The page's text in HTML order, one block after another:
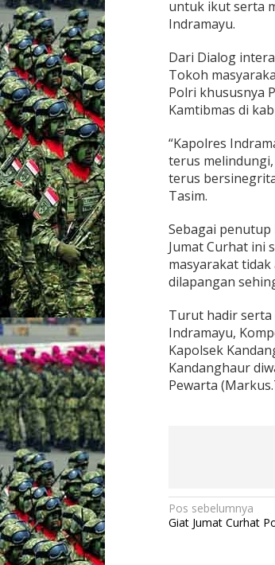
untuk ikut serta
Indramayu.
Dari Dialog
Tokoh
Polri khususnya
Kamtibmas di
“Kapolres
terus
terus
Tasim.
Sebagai
Jumat Curhat ini
masyarakat
dilapangan
Turut hadir serta
Indramayu,
Kapolsek
Kandanghaur
Pewarta
N
a
Pos sebelumnya
Giat Jumat Curhat